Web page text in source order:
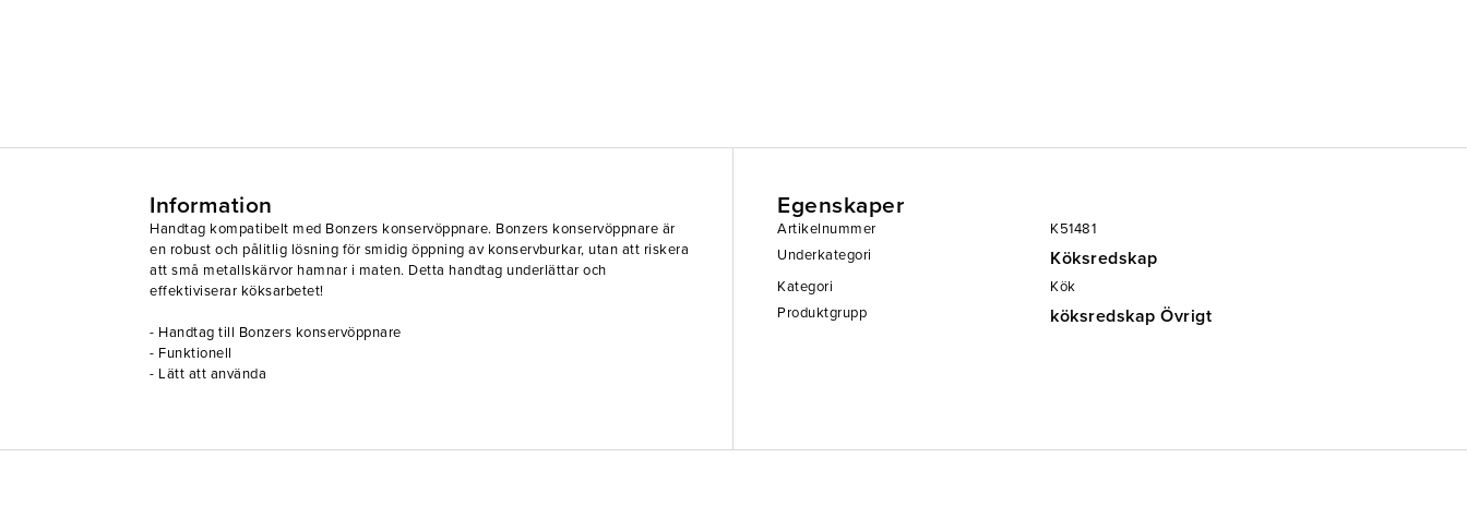
Information
Handtag kompatibelt med Bonzers konservöppnare. Bonzers konservöppnare är
en robust och pålitlig lösning för smidig öppning av konservburkar, utan att riskera
att små metallskärvor hamnar i maten. Detta handtag underlättar och
effektiviserar köksarbetet!
- Handtag till Bonzers konservöppnare
- Funktionell
- Lätt att använda
Egenskaper
Artikelnummer
K51481
Underkategori
Köksredskap
Kategori
Kök
Produktgrupp
köksredskap Övrigt